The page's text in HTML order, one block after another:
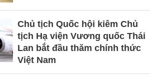
Chủ tịch Quốc hội kiêm Chủ
tịch Hạ viện Vương quốc Thái
Lan bắt đầu thăm chính thức
Việt Nam